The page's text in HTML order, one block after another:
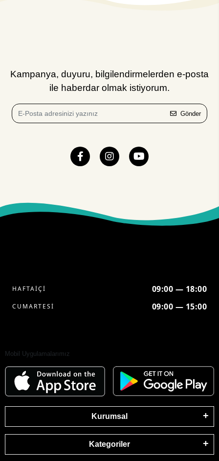
Kampanya, duyuru, bilgilendirmelerden e-posta
ile haberdar olmak istiyorum.
Gönder
HAFTAİÇİ 09:00 — 18:00
CUMARTESİ 09:00 — 15:00
Mobil Uygulamalarımız
Kurumsal
Kategoriler